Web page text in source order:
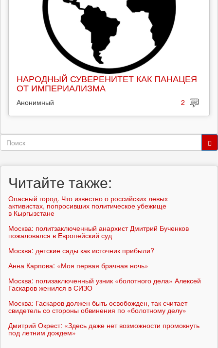
НАРОДНЫЙ СУВЕРЕНИТЕТ КАК ПАНАЦЕЯ
ОТ ИМПЕРИАЛИЗМА
Анонимный 2
Форма
Читайте также:
Опасный город. Что известно о российских левых
активистах, попросивших политическое убежище
в Кыргызстане
Москва: политзаключенный анархист Дмитрий Бученков
пожаловался в Европейский суд
Москва: детские сады как источник прибыли?
Анна Карпова: «Моя первая брачная ночь»
Москва: полизаключенный узник «болотного дела» Алексей
Гаскаров женился в СИЗО
Москва: Гаскаров должен быть освобожден, так считает
свидетель со стороны обвинения по «болотному делу»
Дмитрий Окрест: «Здесь даже нет возможности промокнуть
под летним дождем»